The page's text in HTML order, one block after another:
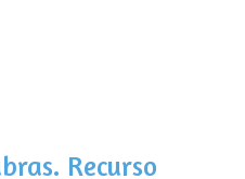
Recurso